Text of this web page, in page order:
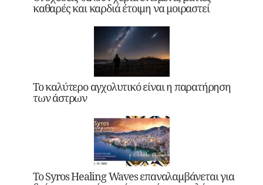
καθαρές και καρδιά έτοιμη να μοιραστεί
Το καλύτερο αγχολυτικό είναι η παρατήρηση
των άστρων
Το Syros Healing Waves επαναλαμβάνεται για